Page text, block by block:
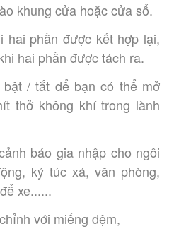
khung cửa hoặc cửa sổ.
hai phần được tách ra.
thở không khí trong lành
ký túc xá, văn phòng,
xe......
với miếng đệm,